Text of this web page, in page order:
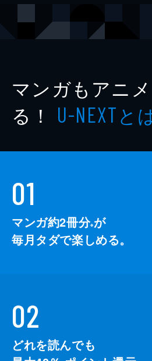
レーベル レジェンドノベルス
マンガもアニ
る！ U-NEXTと
01
マンガ約2冊分※が
毎月タダで楽しめる。
02
どれを読んでも